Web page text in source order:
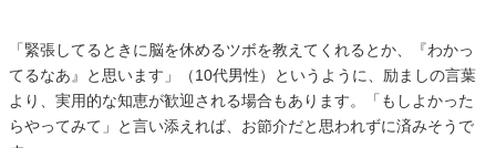
「緊張してるときに脳を休めるツボを教えてくれるとか、『わかっ
てるなあ』と思います」（10代男性）というように、励ましの言葉
より、実用的な知恵が歓迎される場合もあります。「もしよかった
らやってみて」と言い添えれば、お節介だと思われずに済みそうで